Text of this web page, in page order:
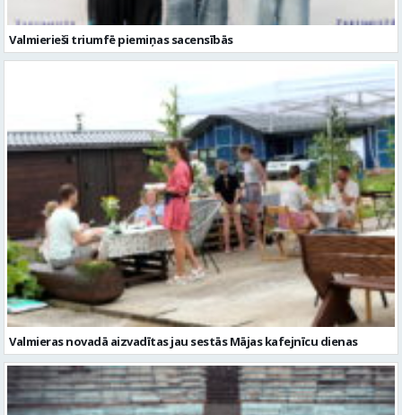
Valmierieši triumfē piemiņas sacensībās
Valmieras novadā aizvadītas jau sestās Mājas kafejnīcu dienas